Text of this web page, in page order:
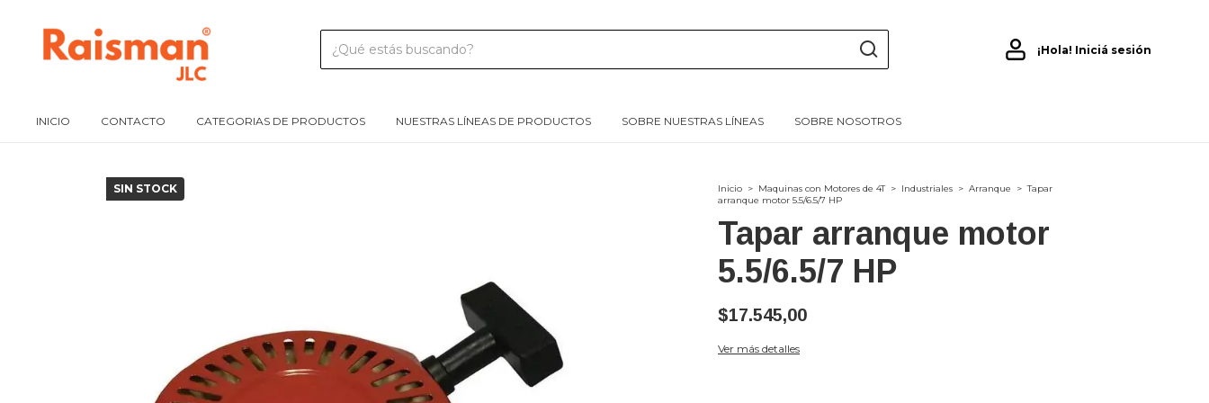
¡Hola! Iniciá sesión
INICIO CONTACTO CATEGORIAS DE PRODUCTOS NUESTRAS LÍNEAS DE PRODUCTOS SOBRE NUESTRAS LÍNEAS SOBRE NOSOTROS
SIN STOCK Inicio > Maquinas con Motores de 4T > Industriales > Arranque > Tapar
arranque motor 5.5/6.5/7 HP
Tapar arranque motor
5.5/6.5/7 HP
$17.545,00
Ver más detalles